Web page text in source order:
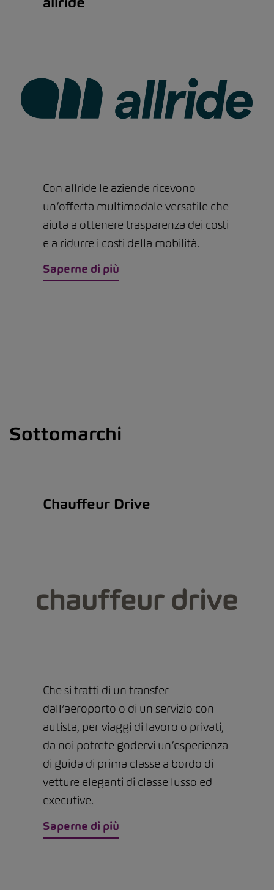
Con allride le aziende ricevono
un’offerta multimodale versatile che
aiuta a ottenere trasparenza dei costi
e a ridurre i costi della mobilità.
Saperne di più
Sottomarchi
Chauffeur Drive
Che si tratti di un transfer
dall’aeroporto o di un servizio con
autista, per viaggi di lavoro o privati,
da noi potrete godervi un’esperienza
di guida di prima classe a bordo di
vetture eleganti di classe lusso ed
executive.
Saperne di più